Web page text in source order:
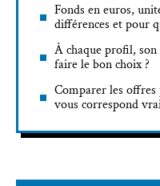
Fonds en euros,
différences et pour
À chaque profil, son
faire le bon choix ?
Comparer les
vous correspond